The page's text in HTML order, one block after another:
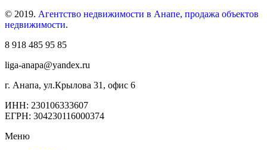
© 2019. Агентство недвижимости в Анапе, продажа объектов
недвижимости.
8 918 485 95 85
liga-anapa@yandex.ru
г. Анапа, ул.Крылова 31, офис 6
ИНН: 230106333607
ЕГРН: 304230116000374
Меню